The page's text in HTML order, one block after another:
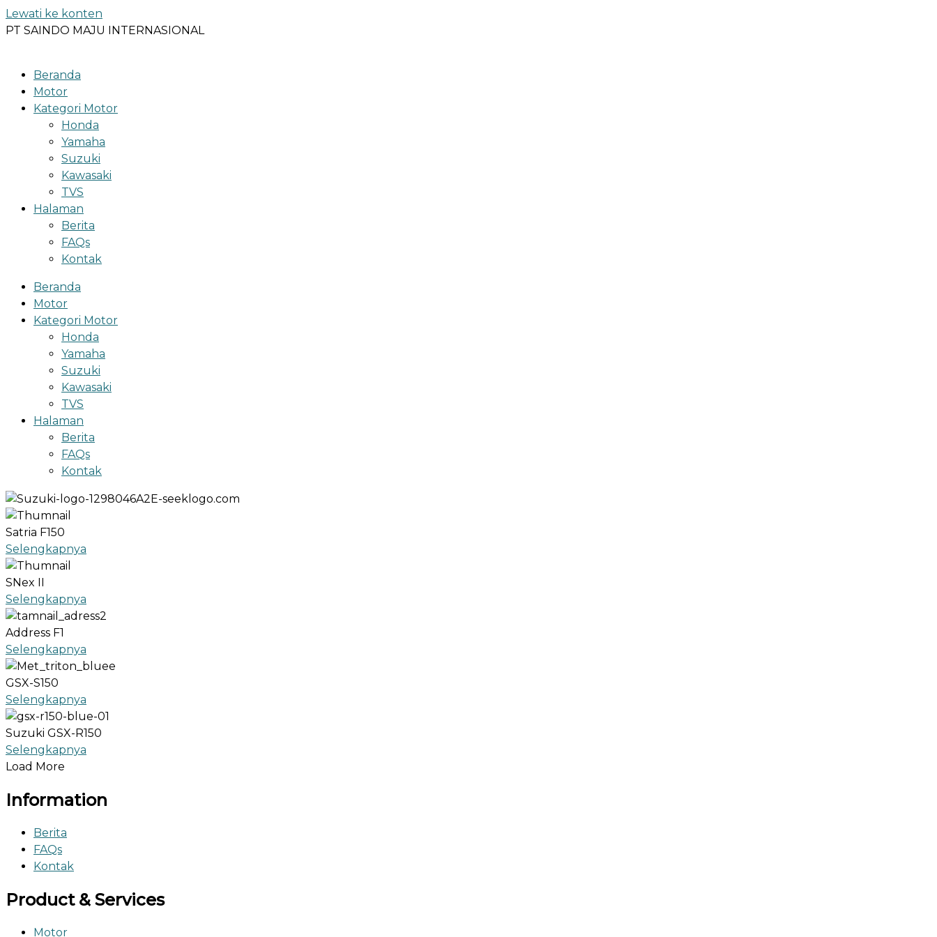
Lewati ke konten
PT SAINDO MAJU INTERNASIONAL
Beranda
Motor
Kategori Motor
Honda
Yamaha
Suzuki
Kawasaki
TVS
Halaman
Berita
FAQs
Kontak
Beranda
Motor
Kategori Motor
Honda
Yamaha
Suzuki
Kawasaki
TVS
Halaman
Berita
FAQs
Kontak
Satria F150
Selengkapnya
SNex II
Selengkapnya
Address F1
Selengkapnya
GSX-S150
Selengkapnya
Suzuki GSX-R150
Selengkapnya
Load More
Information
Berita
FAQs
Kontak
Product & Services
Motor